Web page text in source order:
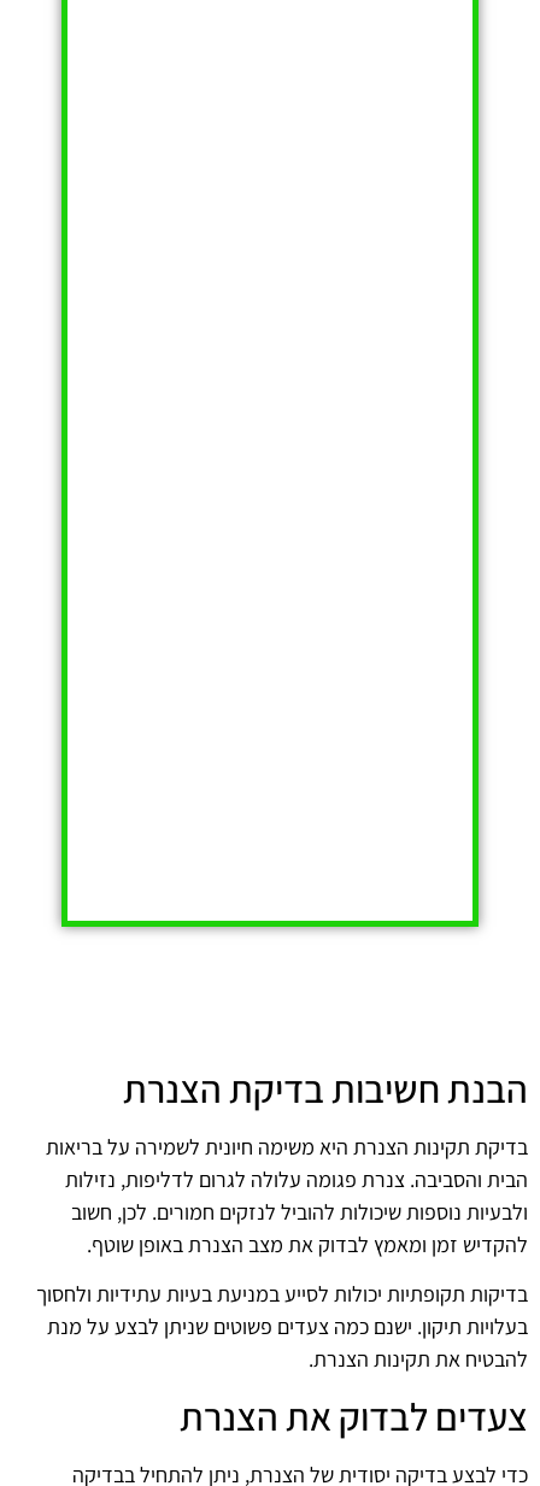
הבנת חשיבות בדיקת הצנרת
בדיקת תקינות הצנרת היא משימה חיונית לשמירה על בריאות
הבית והסביבה. צנרת פגומה עלולה לגרום לדליפות, נזילות
ולבעיות נוספות שיכולות להוביל לנזקים חמורים. לכן, חשוב
להקדיש זמן ומאמץ לבדוק את מצב הצנרת באופן שוטף.
בדיקות תקופתיות יכולות לסייע במניעת בעיות עתידיות ולחסוך
בעלויות תיקון. ישנם כמה צעדים פשוטים שניתן לבצע על מנת
להבטיח את תקינות הצנרת.
צעדים לבדוק את הצנרת
כדי לבצע בדיקה יסודית של הצנרת, ניתן להתחיל בבדיקה